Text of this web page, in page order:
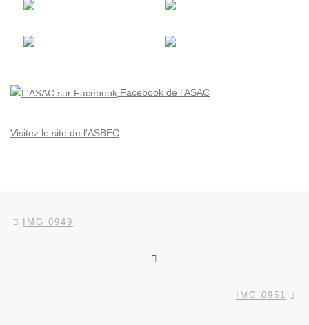
Facebook de l'ASAC
Visitez le site de l'ASBEC
Parcourir les articles
IMG 0949
IMG 0951